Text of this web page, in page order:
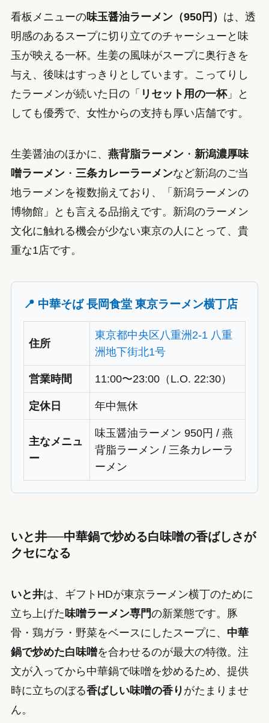
看板メニューの味玉醤油ラーメン（950円） は、透
明感のあるスープに切り立てのチャーシューと味
玉が映える一杯。生姜の風味がスープに奥行きを
与え、後味はすっきりとしています。こってりし
たラーメンが続いた日の「 リセット用の一杯」と
しても優秀で、女性からの支持も厚い店舗です。
生姜醤油のほかに、 燕背脂ラーメン・ 新潟濃厚味
噌ラーメン・ 三条カレーラーメンなど新潟のご当
地ラーメンを複数揃えており、「新潟ラーメンの
博物館」とも言える品揃えです。新潟のラーメン
文化に触れる機会が少ない東京の人にとって、貴
重な1店です。
📍 中華そば 長岡食堂 東京ラーメン横丁店
住所
東京都中央区八重洲2-1 八重
洲地下街北1号
営業時間 11:00〜23:00（L.O. 22:30）
定休日 年中無休
主なメニュ
ー
味玉醤油ラーメン 950円 / 燕
背脂ラーメン / 三条カレーラ
ーメン
いと井──中華鍋で炒める白味噌の香ばしさが
クセになる
いと井は、ギフトHDが東京ラーメン横丁のために
立ち上げた味噌ラーメン専門の新業態です。豚
骨・鶏ガラ・野菜をベースにしたスープに、 中華
鍋で炒めた白味噌を合わせるのが最大の特徴。注
文が入ってから中華鍋で味噌を炒めるため、提供
時に立ちのぼる香ばしい味噌の香り がたまりませ
ん。